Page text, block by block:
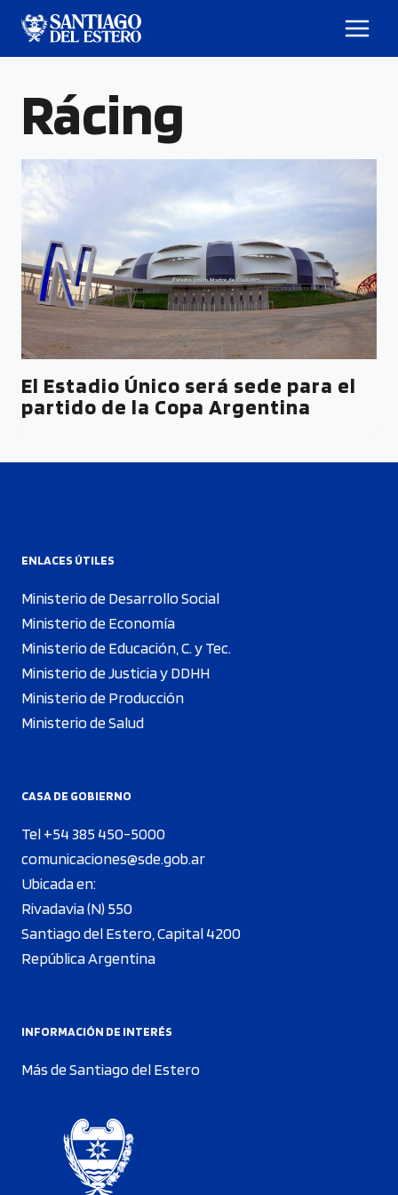
Rácing
El Estadio Único será sede para el
partido de la Copa Argentina
ENLACES ÚTILES
Ministerio de Desarrollo Social
Ministerio de Economía
Ministerio de Educación, C. y Tec.
Ministerio de Justicia y DDHH
Ministerio de Producción
Ministerio de Salud
CASA DE GOBIERNO
Tel +54 385 450-5000
comunicaciones@sde.gob.ar
Ubicada en:
Rivadavia (N) 550
Santiago del Estero, Capital 4200
República Argentina
INFORMACIÓN DE INTERÉS
Más de Santiago del Estero